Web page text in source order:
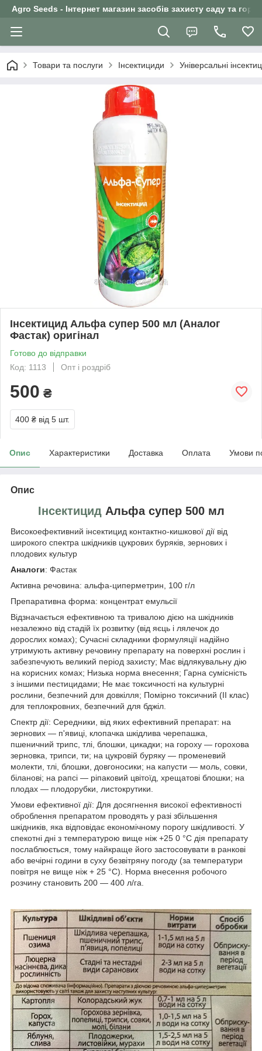
Agro Seeds - Інтернет магазин засобів захисту саду та
Товари та послуги Інсектициди Універсальні
Інсектицид Альфа супер 500 мл (Аналог
Фастак) оригінал
Готово до відправки
Код: 1113
Опт і роздріб
500 ₴
400 ₴ від 5 шт.
Опис Характеристики Доставка Оплата Умови
Опис
ІнсектицидАльфа супер 500 мл
Високоефективний інсектицид контактно-кишкової дії від
широкого спектра шкідників цукрових буряків, зернових і
плодових культур
Аналоги: Фастак
Активна речовина: альфа-циперметрин, 100 г/л
Препаративна форма: концентрат емульсії
Відзначається ефективною та тривалою дією на шкідників
незалежно від стадій їх розвитку (від яєць і лялечок до
дорослих комах); Сучасні складники формуляції надійно
утримують активну речовину препарату на поверхні рослин і
забезпечують великий період захисту; Має відлякувальну дію
на корисних комах; Низька норма внесення; Гарна сумісність
з іншими пестицидами; Не має токсичності на культурні
рослини, безпечний для довкілля; Помірно токсичний (II клас)
для теплокровних, безпечний для бджіл.
Спектр дії: Середники, від яких ефективний препарат: на
зернових — п'явиці, клопачка шкідлива черепашка,
пшеничний трипс, тлі, блошки, цикадки; на гороху — горохова
зерновка, трипси, ти; на цукровій буряку — променевий
молекти, тлі, блошки, довгоносики; на капусти — моль, совки,
біланові; на рапсі — ріпаковий цвітоїд, хрещатові блошки; на
плодах — плодорубки, листокрутики.
Умови ефективної дії: Для досягнення високої ефективності
оброблення препаратом проводять у разі збільшення
шкідників, яка відповідає економічному порогу шкідливості. У
спекотні дні з температурою вище ніж +25 0 °C дія препарату
послаблюється, тому найкраще його застосовувати в ранкові
або вечірні години в суху безвітряну погоду (за температури
повітря не вище ніж + 25 °C). Норма внесення робочого
розчину становить 200 — 400 л/га.